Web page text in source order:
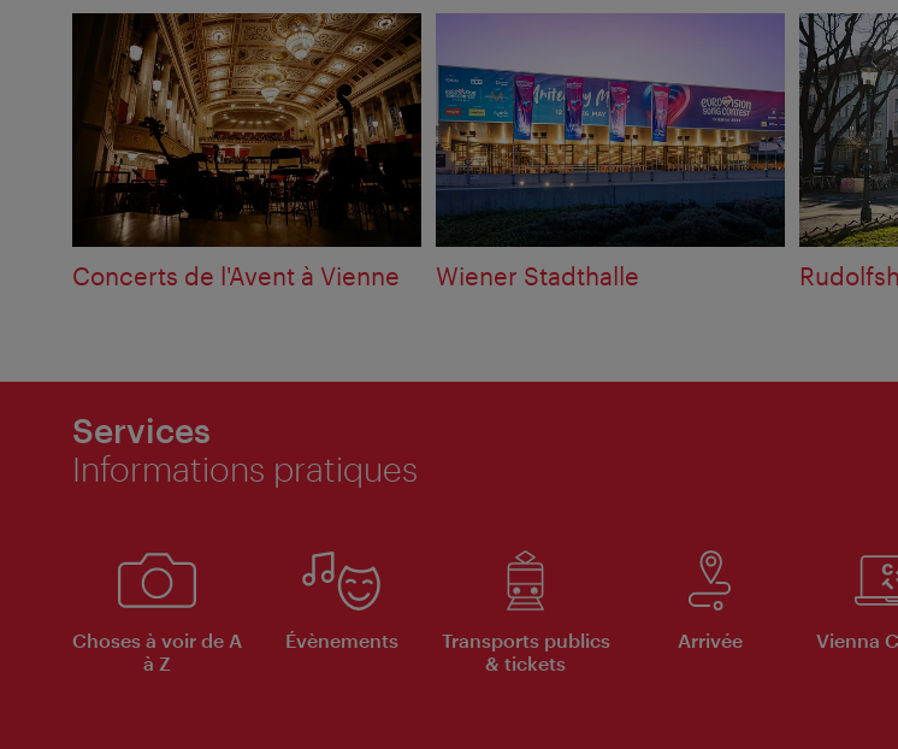
Concerts de l'Avent à Vienne Wiener Stadthalle
Services
Informations pratiques
Choses à voir de A
à Z
Évènements
Transports publics
& tickets
Arrivée Vienna